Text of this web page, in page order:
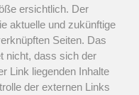
ersichtlich. Der
aktuelle und zukünftige
Seiten. Das
nicht, dass sich der
Link liegenden Inhalte
der externen Links